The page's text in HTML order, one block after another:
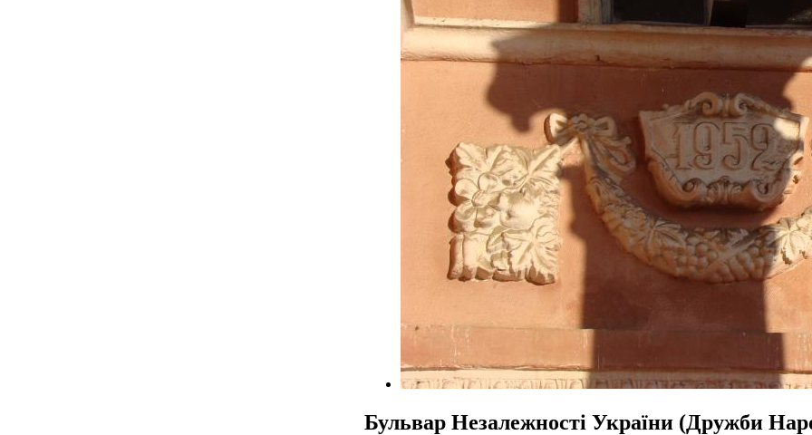
Бульвар Незалежності України (Дружби